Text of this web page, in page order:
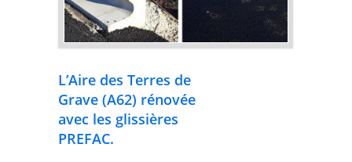
L’Aire des Terres de
Grave (A62) rénovée
avec les glissières
PREFAC.